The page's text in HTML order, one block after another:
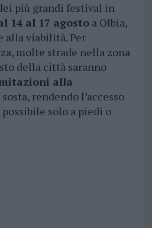
più grandi festival in
14 al 17 agostoa Olbia,
alla viabilità. Per
molte strade nella zona
della città saranno
alla
rendendo l’accesso
possibile solo a piedi o